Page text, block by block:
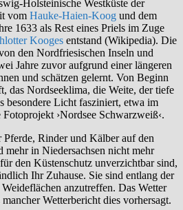
Holsteinische Westküste der
vom Hauke-Haien-Koog und dem
1633 als Rest eines Priels im Zuge
Kooges entstand (Wikipedia). Die
den Nordfriesischen Inseln und
Jahre zuvor aufgrund einer längeren
und schätzen gelernt. Von Beginn
das Nordseeklima, die Weite, der tiefe
besondere Licht fasziniert, etwa im
›Nordsee Schwarzweiß‹.
Rinder und Kälber auf den
mehr in Niedersachsen nicht mehr
den Küstenschutz unverzichtbar sind,
Ihr Zuhause. Sie sind entlang der
anzutreffen. Das Wetter
Wetterbericht dies vorhersagt.